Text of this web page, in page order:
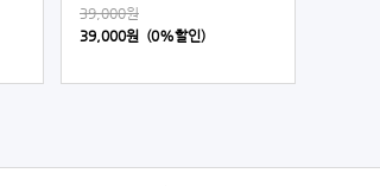
39,000원
39,000원 (0%할인)